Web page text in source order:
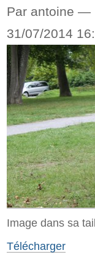
Par antoine —
31/07/2014
Image dans sa
Télécharger